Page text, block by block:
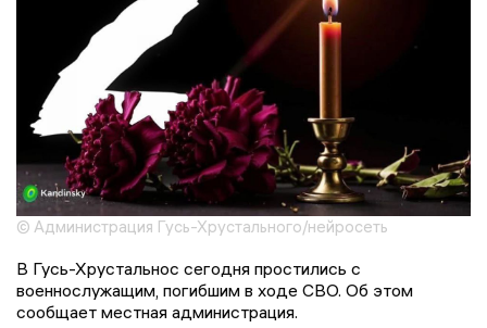
© Администрация Гусь-Хрустального/нейросеть
В Гусь-Хрустальнос сегодня простились с
военнослужащим, погибшим в ходе СВО. Об этом
сообщает местная администрация.